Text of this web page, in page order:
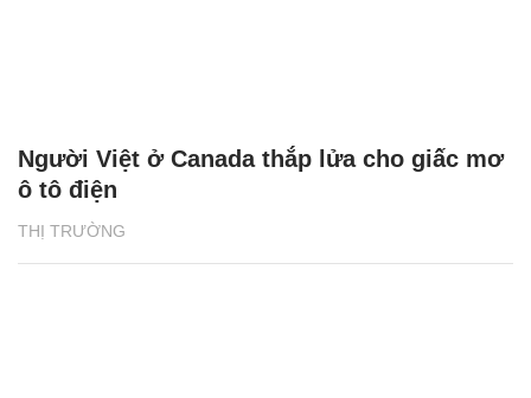
THỊ TRƯỜNG
Người Việt ở Canada thắp lửa cho giấc mơ
ô tô điện